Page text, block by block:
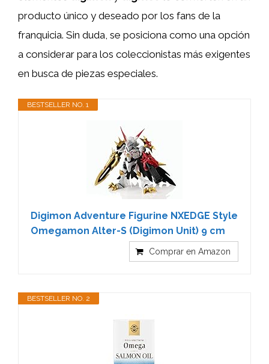
producto único y deseado por los fans de la
franquicia. Sin duda, se posiciona como una opción
a considerar para los coleccionistas más exigentes
en busca de piezas especiales.
BESTSELLER NO. 1
Digimon Adventure Figurine NXEDGE Style
Omegamon Alter-S (Digimon Unit) 9 cm
Comprar en Amazon
BESTSELLER NO. 2